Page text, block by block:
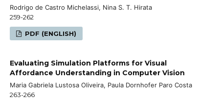
Rodrigo de Castro Michelassi, Nina S. T. Hirata
259-262
PDF (ENGLISH)
Evaluating Simulation Platforms for Visual
Affordance Understanding in Computer Vision
Maria Gabriela Lustosa Oliveira, Paula Dornhofer Paro Costa
263-266